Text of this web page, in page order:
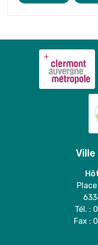
Tél. :
Fax :